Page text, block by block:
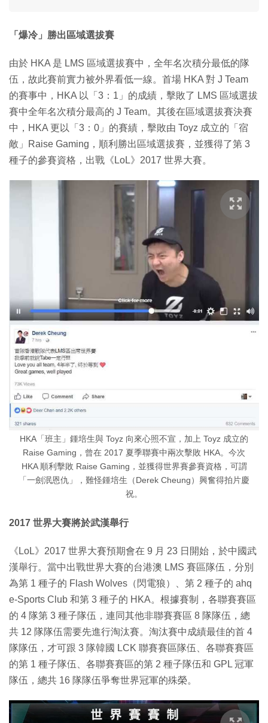
「爆冷」勝出區域選拔賽
由於 HKA 是 LMS 區域選拔賽中，全年名次積分最低的隊
伍，故此賽前實力被外界看低一線。首場 HKA 對 J Team
的賽事中，HKA 以「3：1」的成績，擊敗了 LMS 區域選拔
賽中全年名次積分最高的 J Team。其後在區域選拔賽決賽
中，HKA 更以「3：0」的賽績，擊敗由 Toyz 成立的「宿
敵」Raise Gaming，順利勝出區域選拔賽，並獲得了第 3
種子的參賽資格，出戰《LoL》2017 世界大賽。
HKA「班主」鍾培生與 Toyz 向來心照不宣，加上 Toyz 成立的
Raise Gaming，曾在 2017 夏季聯賽中兩次擊敗 HKA。今次
HKA 順利擊敗 Raise Gaming，並獲得世界賽參賽資格，可謂
「一劍泯恩仇」，難怪鍾培生（Derek Cheung）興奮得拍片慶
祝。
2017 世界大賽將於武漢舉行
《LoL》2017 世界大賽預期會在 9 月 23 日開始，於中國武
漢舉行。當中出戰世界大賽的台港澳 LMS 賽區隊伍，分別
為第 1 種子的 Flash Wolves（閃電狼）、第 2 種子的 ahq
e-Sports Club 和第 3 種子的 HKA。根據賽制，各聯賽賽區
的 4 隊第 3 種子隊伍，連同其他非聯賽賽區 8 隊隊伍，總
共 12 隊隊伍需要先進行淘汰賽。淘汰賽中成績最佳的首 4
隊隊伍，才可跟 3 隊韓國 LCK 聯賽賽區隊伍、各聯賽賽區
的第 1 種子隊伍、各聯賽賽區的第 2 種子隊伍和 GPL 冠軍
隊伍，總共 16 隊隊伍爭奪世界冠軍的殊榮。